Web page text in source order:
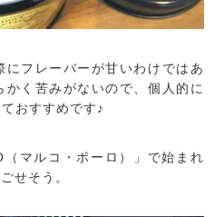
にフレーバーが甘いわけではあ
かく苦みがないので、個人的に
ておすすめです♪
マルコ・ポーロ）」で始まれ
せそう。